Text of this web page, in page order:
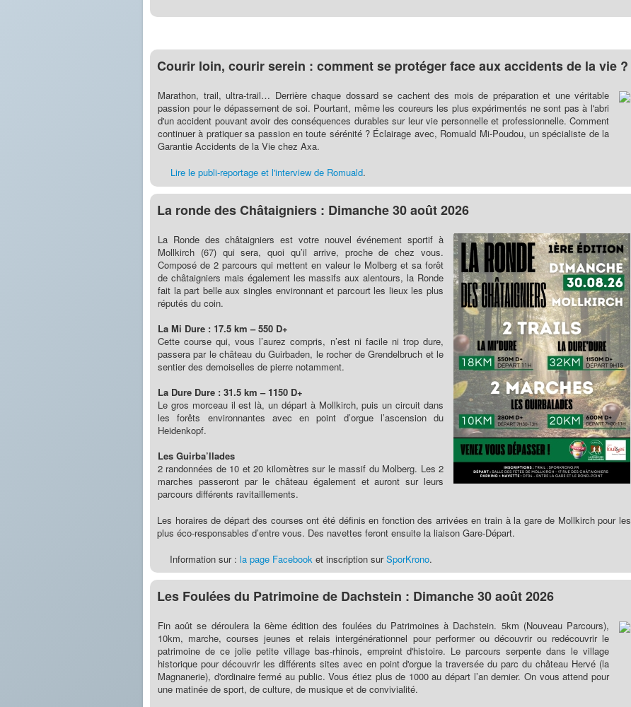
Courir loin, courir serein : comment se protéger face aux accidents de la vie ?
Marathon, trail, ultra-trail… Derrière chaque dossard se cachent des mois de préparation et une véritable
passion pour le dépassement de soi. Pourtant, même les coureurs les plus expérimentés ne sont pas à l'abri
d'un accident pouvant avoir des conséquences durables sur leur vie personnelle et professionnelle. Comment
continuer à pratiquer sa passion en toute sérénité ? Éclairage avec, Romuald Mi-Poudou, un spécialiste de la
Garantie Accidents de la Vie chez Axa.
Lire le publi-reportage et l'interview de Romuald.
La ronde des Châtaigniers : Dimanche 30 août 2026
La Ronde des châtaigniers est votre nouvel événement sportif à
Mollkirch (67) qui sera, quoi qu’il arrive, proche de chez vous.
Composé de 2 parcours qui mettent en valeur le Molberg et sa forêt
de châtaigniers mais également les massifs aux alentours, la Ronde
fait la part belle aux singles environnant et parcourt les lieux les plus
réputés du coin.
La Mi Dure : 17.5 km – 550 D+
Cette course qui, vous l’aurez compris, n’est ni facile ni trop dure,
passera par le château du Guirbaden, le rocher de Grendelbruch et le
sentier des demoiselles de pierre notamment.
La Dure Dure : 31.5 km – 1150 D+
Le gros morceau il est là, un départ à Mollkirch, puis un circuit dans
les forêts environnantes avec en point d’orgue l’ascension du
Heidenkopf.
Les Guirba’llades
2 randonnées de 10 et 20 kilomètres sur le massif du Molberg. Les 2
marches passeront par le château également et auront sur leurs
parcours différents ravitaillements.
Les horaires de départ des courses ont été définis en fonction des arrivées en train à la gare de Mollkirch pour les
plus éco-responsables d’entre vous. Des navettes feront ensuite la liaison Gare-Départ.
Information sur : la page Facebook et inscription surSporKrono.
Les Foulées du Patrimoine de Dachstein : Dimanche 30 août 2026
Fin août se déroulera la 6ème édition des foulées du Patrimoines à Dachstein. 5km (Nouveau Parcours),
10km, marche, courses jeunes et relais intergénérationnel pour performer ou découvrir ou redécouvrir le
patrimoine de ce jolie petite village bas-rhinois, empreint d'histoire. Le parcours serpente dans le village
historique pour découvrir les différents sites avec en point d'orgue la traversée du parc du château Hervé (la
Magnanerie), d'ordinaire fermé au public. Vous étiez plus de 1000 au départ l’an dernier. On vous attend pour
une matinée de sport, de culture, de musique et de convivialité.